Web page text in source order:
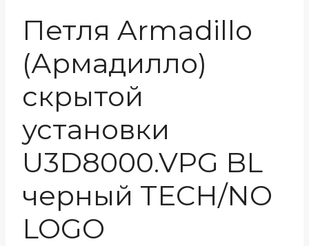
Петля Armadillo
(Армадилло)
скрытой
установки
U3D8000.VPG BL
черный TECH/NO
LOGO